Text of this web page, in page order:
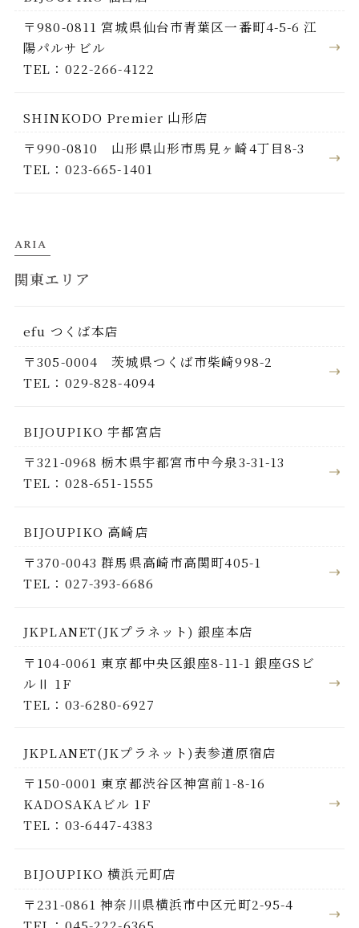
〒980-0811 宮城県仙台市青葉区一番町4-5-6 江
陽パルサビル
TEL：022-266-4122
SHINKODO Premier 山形店
〒990-0810 山形県山形市馬見ヶ崎4丁目8-3
TEL：023-665-1401
ARIA
関東エリア
efu つくば本店
〒305-0004 茨城県つくば市柴崎998-2
TEL：029-828-4094
BIJOUPIKO 宇都宮店
〒321-0968 栃木県宇都宮市中今泉3-31-13
TEL：028-651-1555
BIJOUPIKO 高崎店
〒370-0043 群馬県高崎市高関町405-1
TEL：027-393-6686
JKPLANET(JKプラネット) 銀座本店
〒104-0061 東京都中央区銀座8-11-1 銀座GSビ
ルⅡ 1F
TEL：03-6280-6927
JKPLANET(JKプラネット)表参道原宿店
〒150-0001 東京都渋谷区神宮前1-8-16
KADOSAKAビル 1F
TEL：03-6447-4383
BIJOUPIKO 横浜元町店
〒231-0861 神奈川県横浜市中区元町2-95-4